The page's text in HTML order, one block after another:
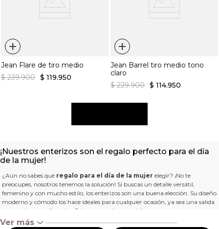
+
Jean Flare de tiro medio
$ 239.900 $ 119.950
+
Jean Barrel tiro medio tono
claro
$ 229.900 $ 114.950